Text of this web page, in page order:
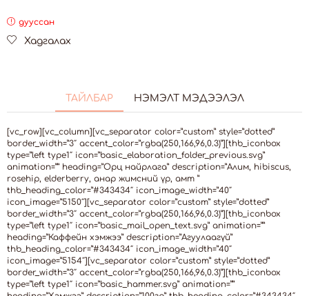
дууссан
Хадгалах
ТАЙЛБАР НЭМЭЛТ МЭДЭЭЛЭЛ
[vc_row][vc_column][vc_separator color=”custom” style=”dotted”
border_width=”3″ accent_color=”rgba(250,166,96,0.3)”][thb_iconbox
type=”left type1″ icon=”basic_elaboration_folder_previous.svg”
animation=”” heading=”Орц найрлага” description=”Алим, hibiscus,
rosehip, elderberry, анар жимсний үр, амт ”
thb_heading_color=”#343434″ icon_image_width=”40″
icon_image=”5150″][vc_separator color=”custom” style=”dotted”
border_width=”3″ accent_color=”rgba(250,166,96,0.3)”][thb_iconbox
type=”left type1″ icon=”basic_mail_open_text.svg” animation=””
heading=”Каффейн хэмжээ” description=”Агуулаагүй”
thb_heading_color=”#343434″ icon_image_width=”40″
icon_image=”5154″][vc_separator color=”custom” style=”dotted”
border_width=”3″ accent_color=”rgba(250,166,96,0.3)”][thb_iconbox
type=”left type1″ icon=”basic_hammer.svg” animation=””